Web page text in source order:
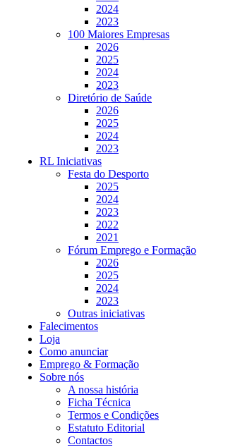
2024
2023
100 Maiores Empresas
2026
2025
2024
2023
Diretório de Saúde
2026
2025
2024
2023
RL Iniciativas
Festa do Desporto
2025
2024
2023
2022
2021
Fórum Emprego e Formação
2026
2025
2024
2023
Outras iniciativas
Falecimentos
Loja
Como anunciar
Emprego & Formação
Sobre nós
A nossa história
Ficha Técnica
Termos e Condições
Estatuto Editorial
Contactos